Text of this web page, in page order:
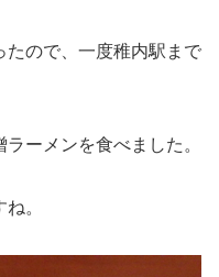
たので、一度稚内駅まで
ーメンを食べました。
。